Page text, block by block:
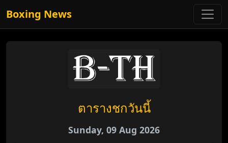
Boxing News
ตารางชกวันนี้
Sunday, 09 Aug 2026